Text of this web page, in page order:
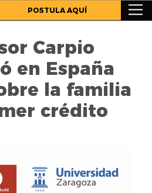
POSTULA AQUÍ
Carpio
en España
la familia
crédito